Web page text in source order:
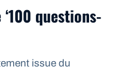
questions-
issue du